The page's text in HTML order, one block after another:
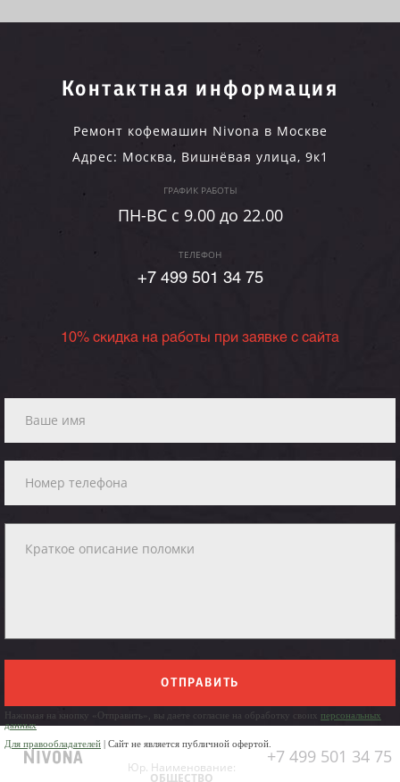
Контактная информация
Ремонт кофемашин Nivona в Москве
Адрес: Москва, Вишнёвая улица, 9к1
ГРАФИК РАБОТЫ
ПН-ВC c 9.00 до 22.00
ТЕЛЕФОН
+7 499 501 34 75
10% скидка на работы при заявке с сайта
ОТПРАВИТЬ
Нажимая на кнопку «Отправить», вы даете согласие на обработку своих персональных
данных
Для правообладателей | Сайт не является публичной офертой.
+7 499 501 34 75
Юр. Наименование:
ОБЩЕСТВО